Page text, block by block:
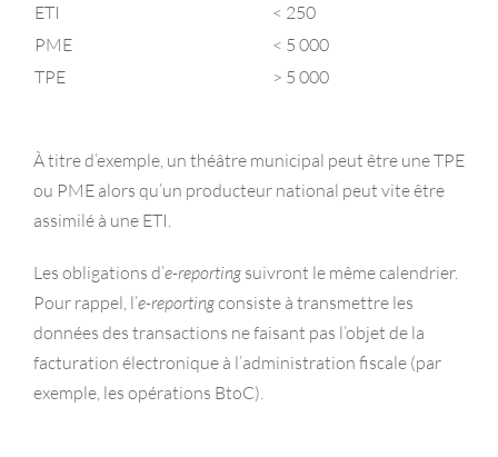
ETI
< 250
PME
< 5 000
TPE
> 5 000
À titre d’exemple, un théâtre municipal peut être une TPE
ou PME alors qu’un producteur national peut vite être
assimilé à une ETI.
Les obligations d’e-reporting suivront le même calendrier.
Pour rappel, l’e-reportingconsiste à transmettre les
données des transactions ne faisant pas l’objet de la
facturation électronique à l’administration fiscale (par
exemple, les opérations BtoC).